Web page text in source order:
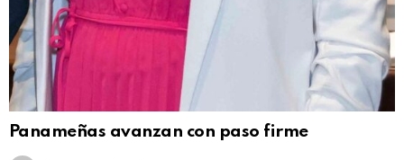
Panameñas avanzan con paso firme